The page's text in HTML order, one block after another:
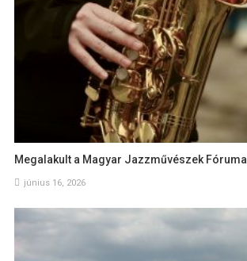
Megalakult a Magyar Jazzművészek Fóruma
június 16, 2026